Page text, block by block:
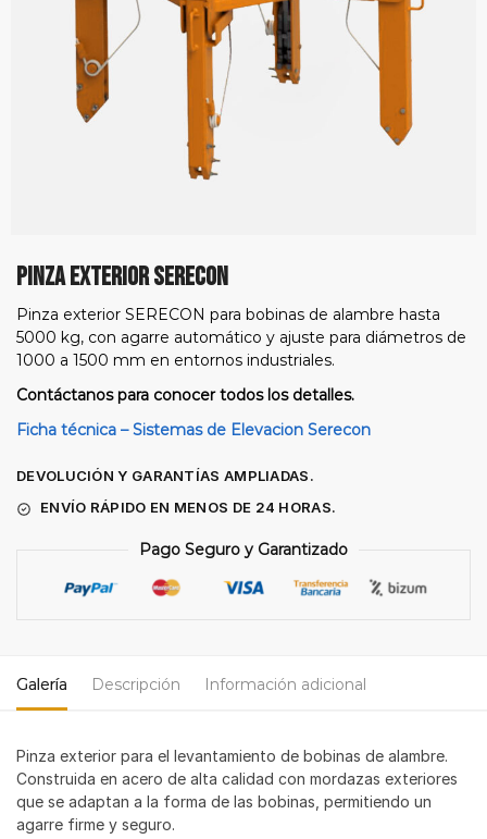
PINZA EXTERIOR SERECON
Pinza exterior SERECON para bobinas de alambre hasta
5000 kg, con agarre automático y ajuste para diámetros de
1000 a 1500 mm en entornos industriales.
Contáctanos para conocer todos los detalles.
Ficha técnica – Sistemas de Elevacion Serecon
DEVOLUCIÓN Y GARANTÍAS AMPLIADAS.
ENVÍO RÁPIDO EN MENOS DE 24 HORAS.
Pago Seguro y Garantizado
Galería Descripción Información adicional
Pinza exterior para el levantamiento de bobinas de alambre.
Construida en acero de alta calidad con mordazas exteriores
que se adaptan a la forma de las bobinas, permitiendo un
agarre firme y seguro.